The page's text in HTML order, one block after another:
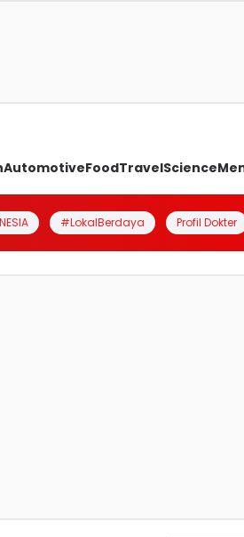
AutomotiveFoodTravelScience
#LokalBerdaya Profil Dokter